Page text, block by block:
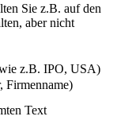
Sie z.B. auf den
aber nicht
z.B. IPO, USA)
Text